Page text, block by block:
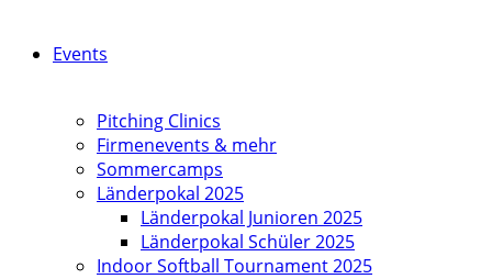
Events
Pitching Clinics
Firmenevents & mehr
Sommercamps
Länderpokal 2025
Länderpokal Junioren 2025
Länderpokal Schüler 2025
Indoor Softball Tournament 2025